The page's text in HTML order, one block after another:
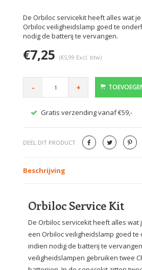
De Orbiloc servicekit heeft alles wat
Orbiloc veiligheidslamp goed te
nodig de batterij te vervangen.
€7,25 (€5,99 Excl. btw)
- +
Gratis verzending vanaf €59,-
DEEL DIT PRODUCT
Beschrijving
Orbiloc Service Kit
De Orbiloc servicekit heeft alles wat
een Orbiloc veiligheidslamp goed
indien nodig de batterij te
veiligheidslampen gebruiken twee